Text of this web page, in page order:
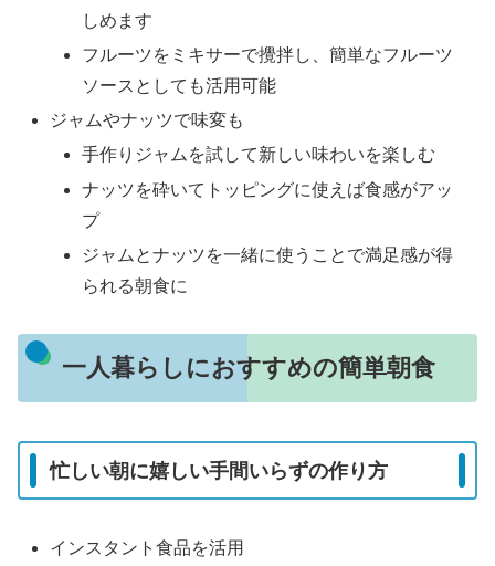
しめます
フルーツをミキサーで攪拌し、簡単なフルーツ
ソースとしても活用可能
ジャムやナッツで味変も
手作りジャムを試して新しい味わいを楽しむ
ナッツを砕いてトッピングに使えば食感がアッ
プ
ジャムとナッツを一緒に使うことで満足感が得
られる朝食に
一人暮らしにおすすめの簡単朝食
忙しい朝に嬉しい手間いらずの作り方
インスタント食品を活用